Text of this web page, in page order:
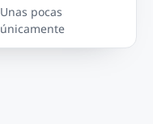
Unas pocas
únicamente